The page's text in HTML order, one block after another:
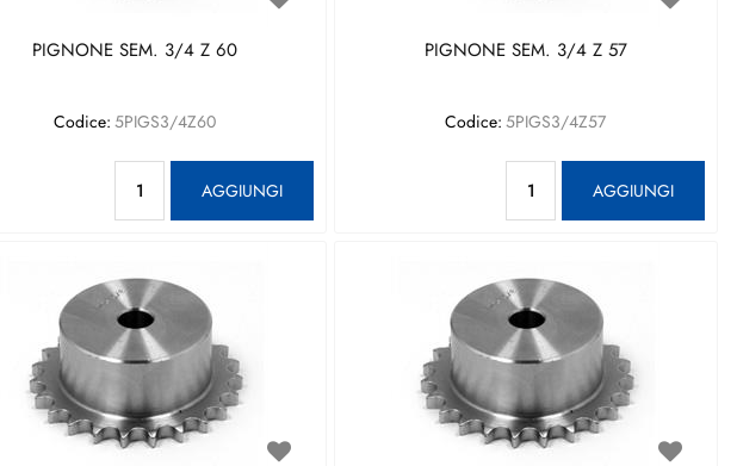
PIGNONE SEM. 3/4 Z 60
Codice: 5PIGS3/4Z60
AGGIUNGI
PIGNONE SEM. 3/4 Z 57
Codice: 5PIGS3/4Z57
AGGIUNGI